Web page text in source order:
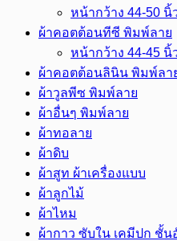
หน้ากว้าง 44-50 นิ้
ผ้าคอตต้อนทีซี พิมพ์ลาย
หน้ากว้าง 44-45 นิ้
ผ้าคอตต้อนลินิน พิมพ์ลา
ผ้าวูลพีซ พิมพ์ลาย
ผ้าอื่นๆ พิมพ์ลาย
ผ้าทอลาย
ผ้าดิบ
ผ้าสูท ผ้าเครื่องแบบ
ผ้าลูกไม้
ผ้าไหม
ผ้ากาว ซับใน เคมีปก ชั้น